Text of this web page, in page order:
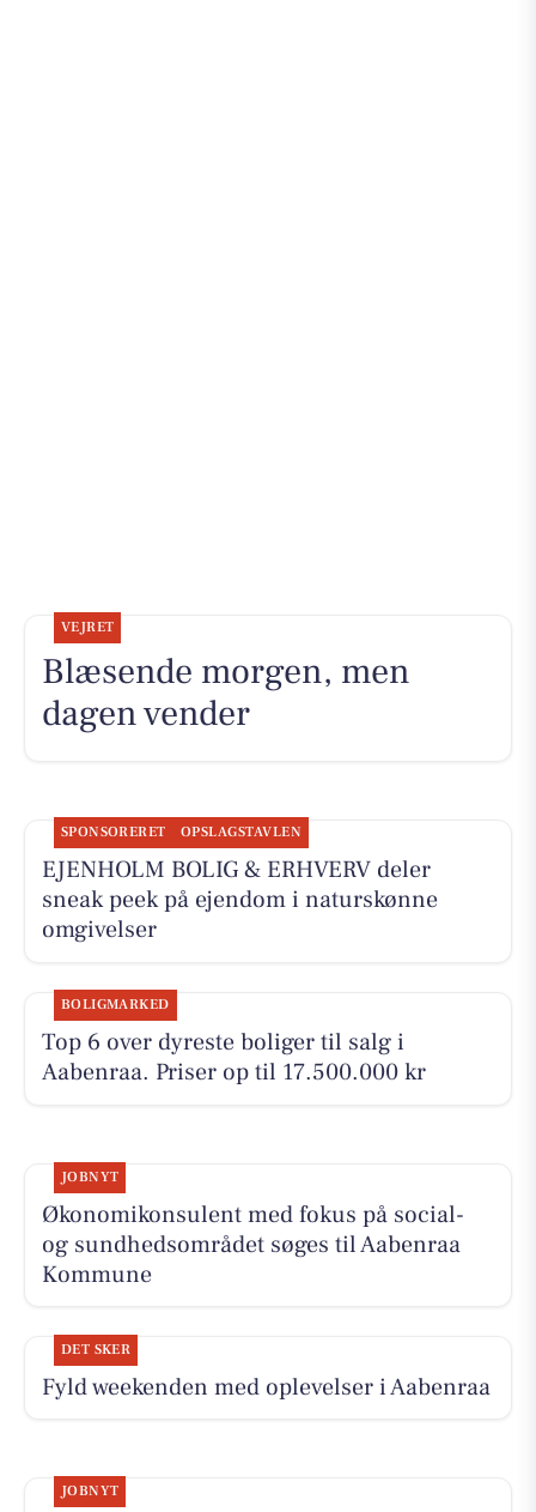
VEJRET
Blæsende morgen, men
dagen vender
SPONSORERET OPSLAGSTAVLEN
EJENHOLM BOLIG & ERHVERV deler
sneak peek på ejendom i naturskønne
omgivelser
BOLIGMARKED
Top 6 over dyreste boliger til salg i
Aabenraa. Priser op til 17.500.000 kr
JOBNYT
Økonomikonsulent med fokus på social-
og sundhedsområdet søges til Aabenraa
Kommune
DET SKER
Fyld weekenden med oplevelser i Aabenraa
JOBNYT